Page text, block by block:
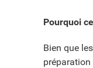
Pourquoi
Bien que